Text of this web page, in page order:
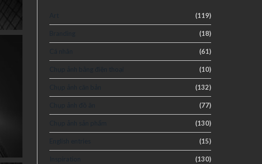
(119)
(18)
(61)
(10)
(132)
(77)
(130)
(15)
(130)